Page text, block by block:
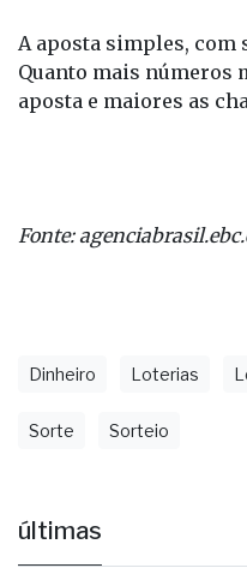
A aposta simples, com
Quanto mais números
aposta e maiores as
Fonte:
Dinheiro Loterias
Sorte Sorteio
últimas